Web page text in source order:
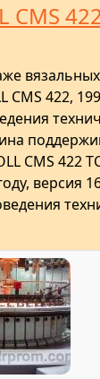
CMS
CMS 422,
CMS 422
версия